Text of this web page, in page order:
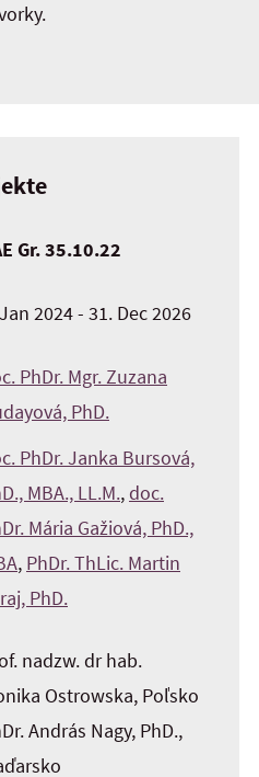
Gr. 35.10.22
2024 - 31. Dec 2026
PhDr. Mgr. Zuzana
PhD.
PhDr. Janka Bursová,
MBA., LL.M.,doc.
Mária Gažiová, PhD.,
, PhDr. ThLic. Martin
PhD.
nadzw. dr hab.
Ostrowska, Poľsko
András Nagy, PhD.,